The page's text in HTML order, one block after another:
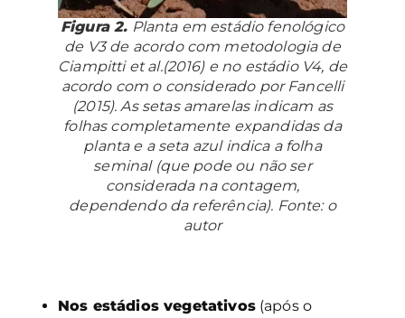
Figura 2. Planta em estádio fenológico
de V3 de acordo com metodologia de
Ciampitti et al.(2016) e no estádio V4, de
acordo com o considerado por Fancelli
(2015). As setas amarelas indicam as
folhas completamente expandidas da
planta e a seta azul indica a folha
seminal (que pode ou não ser
considerada na contagem,
dependendo da referência). Fonte: o
autor
Nos estádios vegetativos(após o